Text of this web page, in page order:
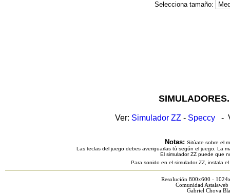
Selecciona tamaño:
Ver: Simulador ZZ - Speccy -
Notas: Sitúate sobre el
Las teclas del juego debes averiguarlas tú según el juego. La
El simulador ZZ puede que
Para sonido en el simulador ZZ, instala
Resolución 800x600 -
Comunidad
Gabriel Chova